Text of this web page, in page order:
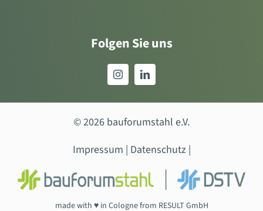
Folgen Sie uns
© 2026 bauforumstahl e.V.
Impressum | Datenschutz|
made with ♥ in Cologne from RESULT GmbH